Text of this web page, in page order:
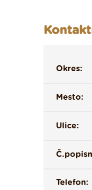
Okres:
Mesto:
Ulice:
Telefon: